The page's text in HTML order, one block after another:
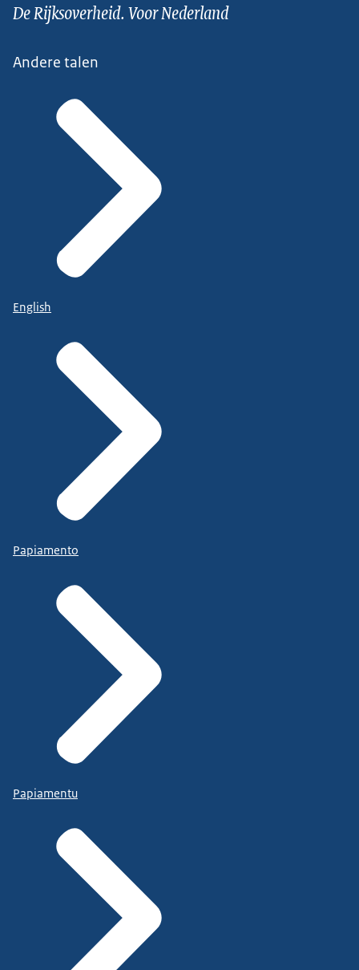
De Rijksoverheid. Voor Nederland
Andere talen
English
Papiamento
Papiamentu